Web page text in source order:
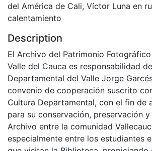
del América de Cali, Víctor Luna en
calentamiento
Description
El Archivo del Patrimonio
Valle del Cauca es responsabilidad
Departamental del Valle Jorge
convenio de cooperación suscrito
Cultura Departamental, con el fin de
para su conservación, preservación
Archivo entre la comunidad
especialmente entre los estudiantes